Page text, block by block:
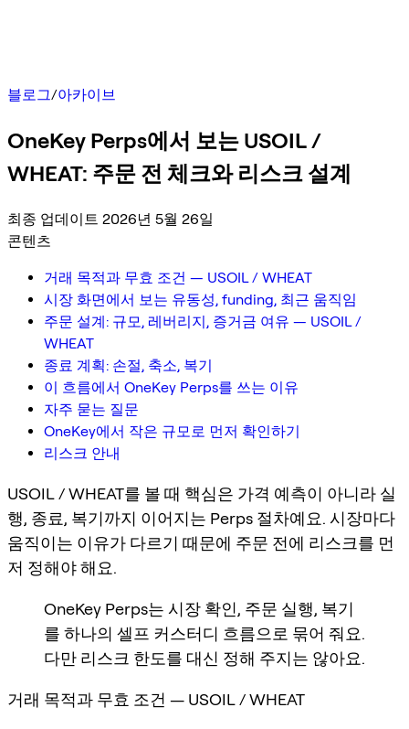
블로그/아카이브
OneKey Perps에서 보는 USOIL /
WHEAT: 주문 전 체크와 리스크 설계
최종 업데이트 2026년 5월 26일
콘텐츠
거래 목적과 무효 조건 — USOIL / WHEAT
시장 화면에서 보는 유동성, funding, 최근 움직임
주문 설계: 규모, 레버리지, 증거금 여유 — USOIL /
WHEAT
종료 계획: 손절, 축소, 복기
이 흐름에서 OneKey Perps를 쓰는 이유
자주 묻는 질문
OneKey에서 작은 규모로 먼저 확인하기
리스크 안내
USOIL / WHEAT를 볼 때 핵심은 가격 예측이 아니라 실
행, 종료, 복기까지 이어지는 Perps 절차예요. 시장마다
움직이는 이유가 다르기 때문에 주문 전에 리스크를 먼
저 정해야 해요.
OneKey Perps는 시장 확인, 주문 실행, 복기
를 하나의 셀프 커스터디 흐름으로 묶어 줘요.
다만 리스크 한도를 대신 정해 주지는 않아요.
거래 목적과 무효 조건 — USOIL / WHEAT